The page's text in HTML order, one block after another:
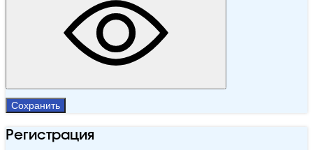
Сохранить
Регистрация